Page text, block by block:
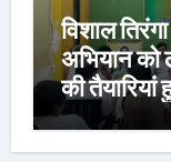
विशाल
अभियान को
की
नेताजी
यात्रा